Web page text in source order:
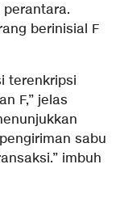
berinisial F
terenkripsi
F,” jelas
sabu
imbuh